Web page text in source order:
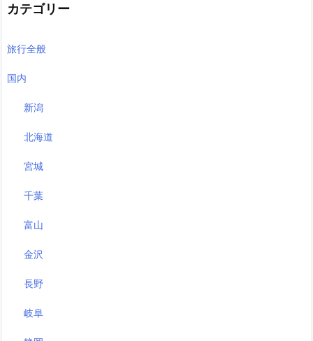
カテゴリー
旅行全般
国内
新潟
北海道
宮城
千葉
富山
金沢
長野
岐阜